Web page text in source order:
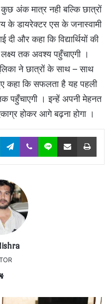
अंक मात्र नही बल्कि छात्रों
के डायरेक्टर एस के जनास्वामी
और कहा कि विद्यार्थियों की
तक अवश्य पहुँचाएगी ।
ने छात्रों के साथ – साथ
कहा कि सफलता है यह पहली
पहुँचाएगी । इन्हें अपनी मेहनत
होकर आगे बढ़ना होगा ।
WhatsAppTelegram
Viber Line Share via Email Print